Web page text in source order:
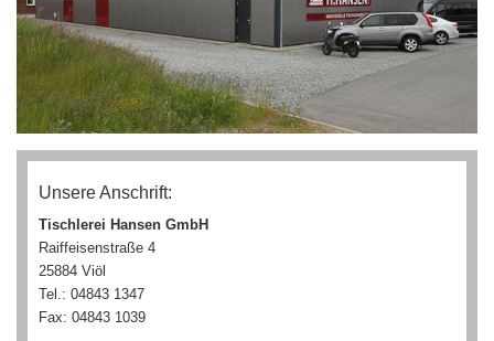
Unsere Anschrift:
Tischlerei Hansen GmbH
Raiffeisenstraße 4
25884 Viöl
Tel.: 04843 1347
Fax: 04843 1039